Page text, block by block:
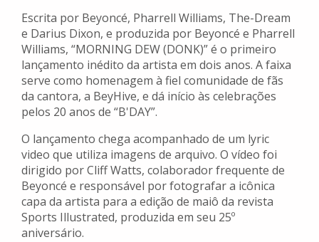
Escrita por Beyoncé, Pharrell Williams, The-Dream
e Darius Dixon, e produzida por Beyoncé e Pharrell
Williams, “MORNING DEW (DONK)” é o primeiro
lançamento inédito da artista em dois anos. A faixa
serve como homenagem à fiel comunidade de fãs
da cantora, a BeyHive, e dá início às celebrações
pelos 20 anos de “B'DAY”.
O lançamento chega acompanhado de um lyric
video que utiliza imagens de arquivo. O vídeo foi
dirigido por Cliff Watts, colaborador frequente de
Beyoncé e responsável por fotografar a icônica
capa da artista para a edição de maiô da revista
Sports Illustrated, produzida em seu 25º
aniversário.